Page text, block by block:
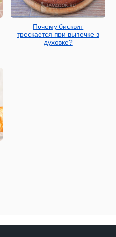
Почему бисквит
трескается при выпечке в
духовке?